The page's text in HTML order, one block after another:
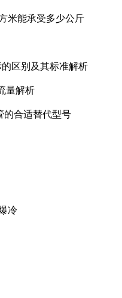
米能承受多少公斤
区别及其标准解析
量解析
的合适替代型号
冷